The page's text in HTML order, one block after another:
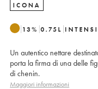
ICONA
13% 0.75 L
Un autentico nettare
porta la firma di una delle
di chenin.
Maggiori informazioni